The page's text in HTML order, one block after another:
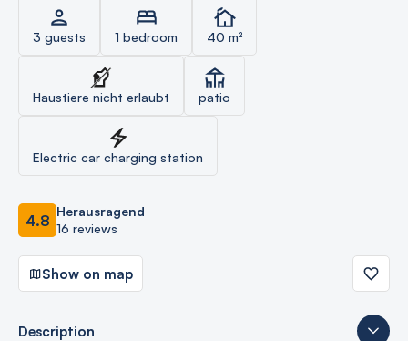
3 guests 1 bedroom 40 m²
Haustiere nicht erlaubt patio
Electric car charging station
4.8 Herausragend
16 reviews
Show on map
Description